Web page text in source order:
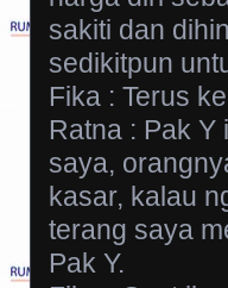
sakiti dan
sedikitpun
Fika : Terus
Ratna : Pak
saya,
kasar, kalau
terang saya
Pak Y.